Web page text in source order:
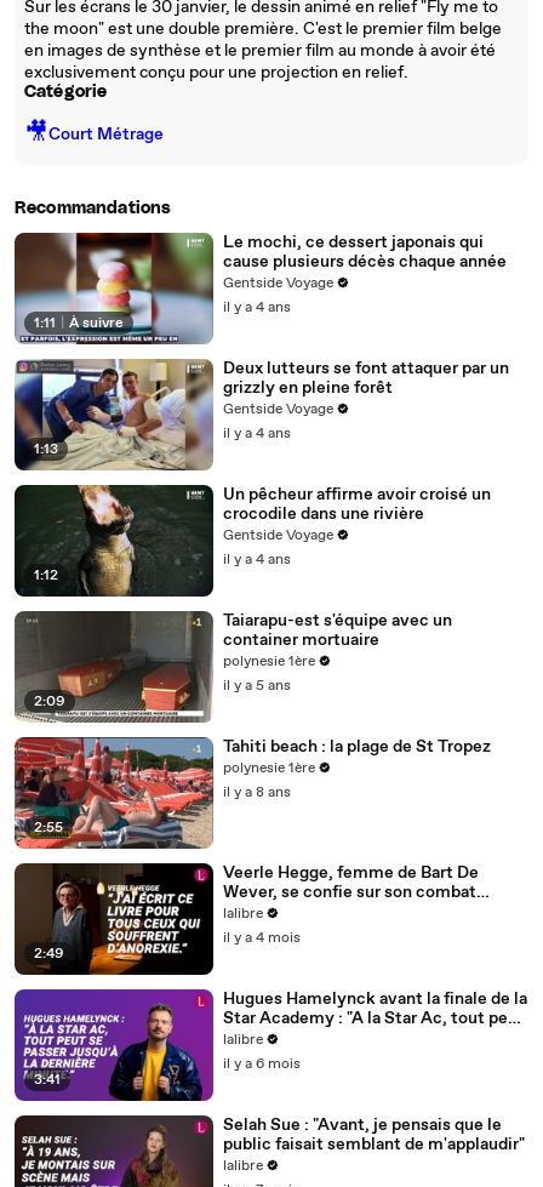
Sur les écrans le 30 janvier, le dessin animé en relief "Fly me to
the moon" est une double première. C'est le premier film belge
en images de synthèse et le premier film au monde à avoir été
exclusivement conçu pour une projection en relief.
Catégorie
🎥Court Métrage
Recommandations
1:11 À suivre
Le mochi, ce dessert japonais qui
cause plusieurs décès chaque année
Gentside Voyage
il y a 4 ans
1:13
Deux lutteurs se font attaquer par un
grizzly en pleine forêt
Gentside Voyage
il y a 4 ans
1:12
Un pêcheur affirme avoir croisé un
crocodile dans une rivière
Gentside Voyage
il y a 4 ans
2:09
Taiarapu-est s'équipe avec un
container mortuaire
polynesie 1ère
il y a 5 ans
2:55
Tahiti beach : la plage de St Tropez
polynesie 1ère
il y a 8 ans
2:49
Veerle Hegge, femme de Bart De
Wever, se confie sur son combat
contre l'anorexie
lalibre
il y a 4 mois
3:41
Hugues Hamelynck avant la finale de la
Star Academy : "A la Star Ac, tout peut
se passer jusqu'à la dernière minute"
lalibre
il y a 6 mois
Selah Sue : "Avant, je pensais que le
public faisait semblant de m'applaudir"
lalibre